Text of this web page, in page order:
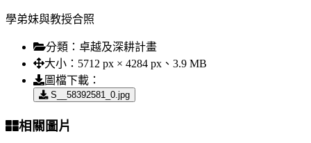
學弟妹與教授合照
分類： 卓越及深耕計畫
大小： 5712 px × 4284 px、3.9 MB
圖檔下載：
S__58392581_0.jpg
相關圖片